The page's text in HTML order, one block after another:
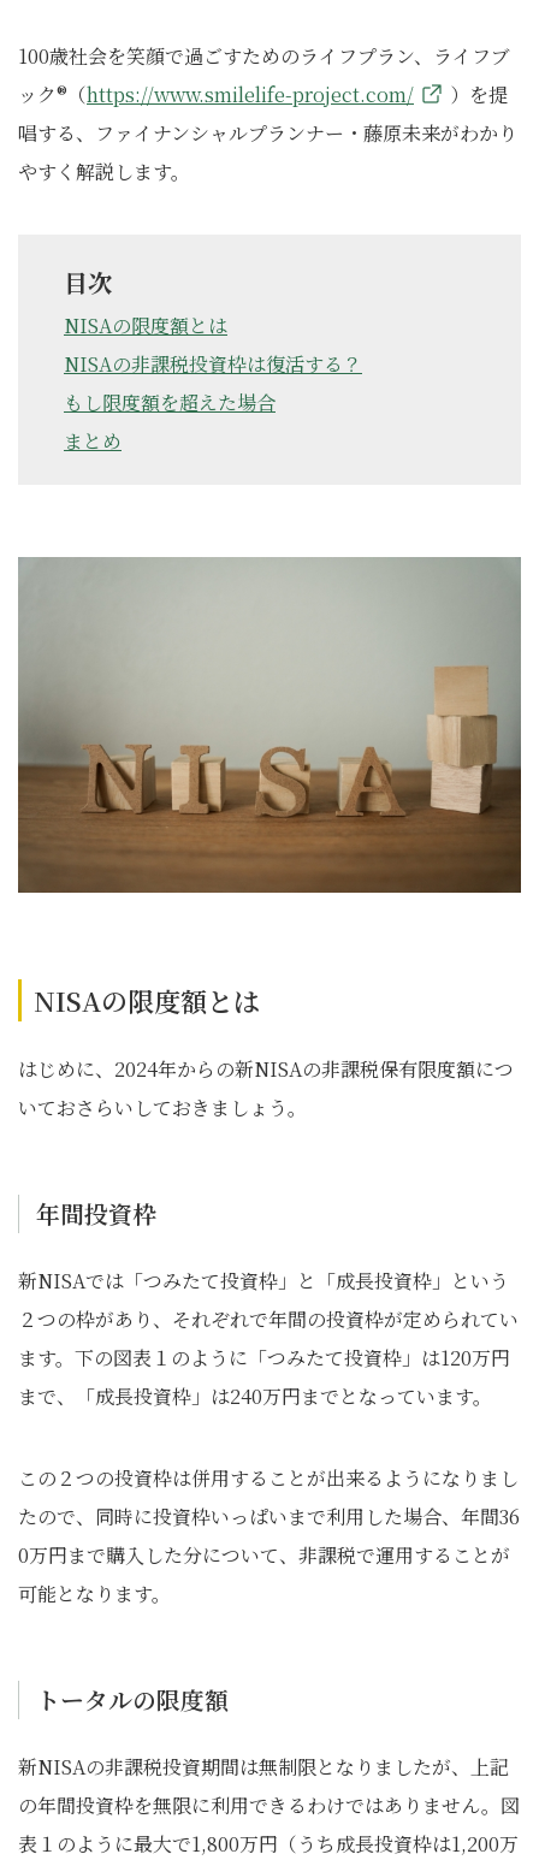
100歳社会を笑顔で過ごすためのライフプラン、ライフブ
ック®（https://www.smilelife-project.com/
）を提
唱する、ファイナンシャルプランナー・藤原未来がわかり
やすく解説します。
目次
NISAの限度額とは
NISAの非課税投資枠は復活する？
もし限度額を超えた場合
まとめ
NISAの限度額とは
はじめに、2024年からの新NISAの非課税保有限度額につ
いておさらいしておきましょう。
年間投資枠
新NISAでは「つみたて投資枠」と「成長投資枠」という
２つの枠があり、それぞれで年間の投資枠が定められてい
ます。下の図表１のように「つみたて投資枠」は120万円
まで、「成長投資枠」は240万円までとなっています。
この２つの投資枠は併用することが出来るようになりまし
たので、同時に投資枠いっぱいまで利用した場合、年間36
0万円まで購入した分について、非課税で運用することが
可能となります。
トータルの限度額
新NISAの非課税投資期間は無制限となりましたが、上記
の年間投資枠を無限に利用できるわけではありません。図
表１のように最大で1,800万円（うち成長投資枠は1,200万